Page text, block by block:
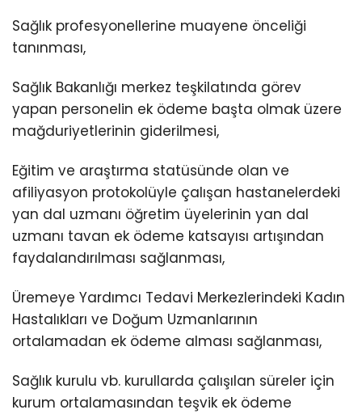
Sağlık profesyonellerine muayene önceliği
tanınması,
Sağlık Bakanlığı merkez teşkilatında görev
yapan personelin ek ödeme başta olmak üzere
mağduriyetlerinin giderilmesi,
Eğitim ve araştırma statüsünde olan ve
afiliyasyon protokolüyle çalışan hastanelerdeki
yan dal uzmanı öğretim üyelerinin yan dal
uzmanı tavan ek ödeme katsayısı artışından
faydalandırılması sağlanması,
Üremeye Yardımcı Tedavi Merkezlerindeki Kadın
Hastalıkları ve Doğum Uzmanlarının
ortalamadan ek ödeme alması sağlanması,
Sağlık kurulu vb. kurullarda çalışılan süreler için
kurum ortalamasından teşvik ek ödeme